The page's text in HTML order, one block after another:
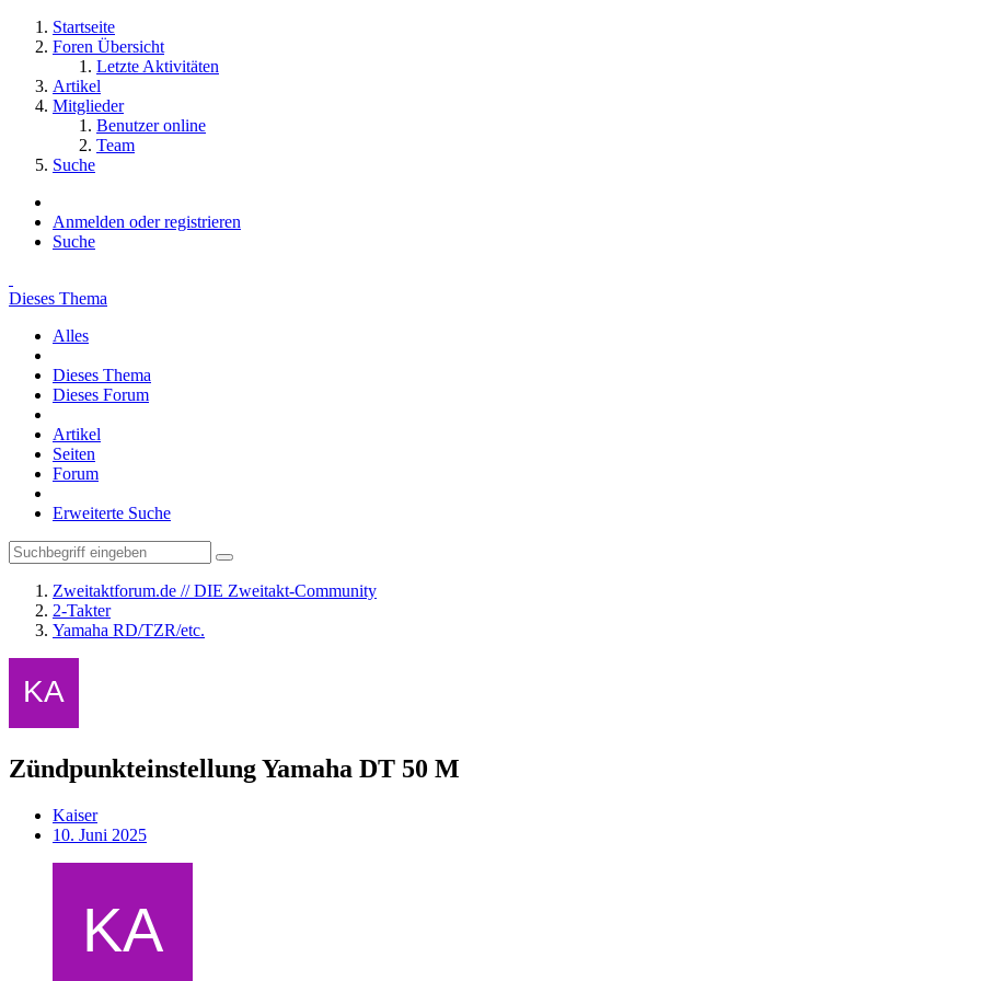
Startseite
Foren Übersicht
Letzte Aktivitäten
Artikel
Mitglieder
Benutzer online
Team
Suche
Anmelden oder registrieren
Suche
Dieses Thema
Alles
Dieses Thema
Dieses Forum
Artikel
Seiten
Forum
Erweiterte Suche
Zweitaktforum.de // DIE Zweitakt-Community
2-Takter
Yamaha RD/TZR/etc.
Zündpunkteinstellung Yamaha DT 50 M
Kaiser
10. Juni 2025